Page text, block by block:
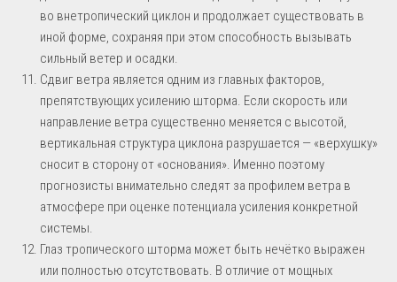
во внетропический циклон и продолжает существовать в
иной форме, сохраняя при этом способность вызывать
сильный ветер и осадки.
Сдвиг ветра является одним из главных факторов,
препятствующих усилению шторма. Если скорость или
направление ветра существенно меняется с высотой,
вертикальная структура циклона разрушается — «верхушку»
сносит в сторону от «основания». Именно поэтому
прогнозисты внимательно следят за профилем ветра в
атмосфере при оценке потенциала усиления конкретной
системы.
Глаз тропического шторма может быть нечётко выражен
или полностью отсутствовать. В отличие от мощных